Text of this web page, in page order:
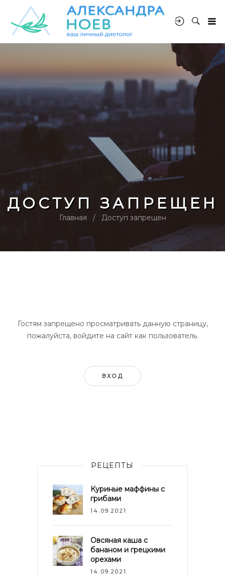
ДОСТУП ЗАПРЕЩЕН
Главная Доступ запрещен
Гостям запрещено просматривать данную страницу,
пожалуйста, войдите на сайт как пользователь.
ВХОД
РЕЦЕПТЫ
Куриные маффины с
грибами
14.09.2021
Овсяная каша с
бананом и грецкими
орехами
14.09.2021